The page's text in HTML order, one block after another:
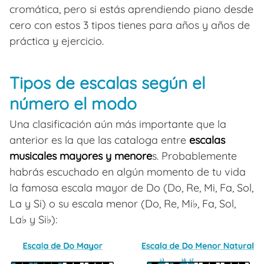
cromática, pero si estás aprendiendo piano desde
cero con estos 3 tipos tienes para años y años de
práctica y ejercicio.
Tipos de escalas según el
número el modo
Una clasificación aún más importante que la
anterior es la que las cataloga entre escalas
musicales mayores y menores. Probablemente
habrás escuchado en algún momento de tu vida
la famosa escala mayor de Do (Do, Re, Mi, Fa, Sol,
La y Si) o su escala menor (Do, Re, Mi♭, Fa, Sol,
La♭ y Si♭):